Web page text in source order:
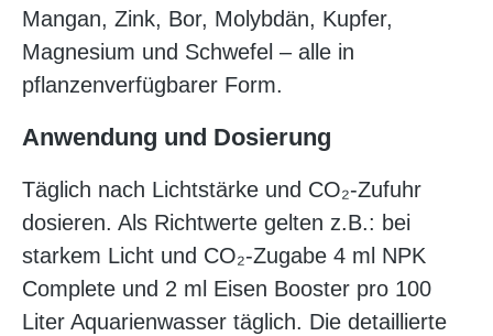
Mangan, Zink, Bor, Molybdän, Kupfer,
Magnesium und Schwefel – alle in
pflanzenverfügbarer Form.
Anwendung und Dosierung
Täglich nach Lichtstärke und CO₂-Zufuhr
dosieren. Als Richtwerte gelten z.B.: bei
starkem Licht und CO₂-Zugabe 4 ml NPK
Complete und 2 ml Eisen Booster pro 100
Liter Aquarienwasser täglich. Die detaillierte